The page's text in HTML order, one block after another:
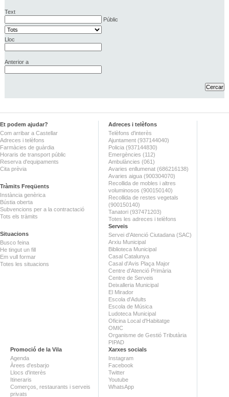
Text
Públic
Lloc
Anterior a
Et podem ajudar?
Com arribar a Castellar
Adreces i telèfons
Farmàcies de guàrdia
Horaris de transport públic
Reserva d'equipaments
Cita prèvia
Tràmits Freqüents
Instància genèrica
Bústia oberta
Subvencions per a la contractació
Tots els tràmits
Situacions
Busco feina
He tingut un fill
Em vull formar
Totes les situacions
Adreces i telèfons
Telèfons d'interès
Ajuntament (937144040)
Policia (937144830)
Emergències (112)
Ambulàncies (061)
Avaries enllumenat (686216138)
Avaries aigua (900304070)
Recollida de mobles i altres
voluminosos (900150140)
Recollida de restes vegetals
(900150140)
Tanatori (937471203)
Totes les adreces i telèfons
Serveis
Servei d'Atenció Ciutadana (SAC)
Arxiu Municipal
Biblioteca Municipal
Casal Catalunya
Casal d'Avis Plaça Major
Centre d'Atenció Primària
Centre de Serveis
Deixalleria Municipal
El Mirador
Escola d'Adults
Escola de Música
Ludoteca Municipal
Oficina Local d'Habitatge
OMIC
Organisme de Gestió Tributària
PIPAD
Promoció de la Vila
Agenda
Àrees d'esbarjo
Llocs d'interès
Itineraris
Comerços, restaurants i serveis
privats
Xarxes socials
Instagram
Facebook
Twitter
Youtube
WhatsApp